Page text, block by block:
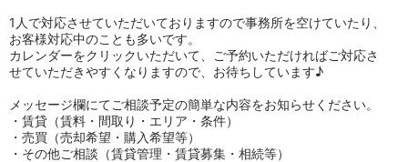
1人で対応させていただいておりますので事務所を空けていたり、
お客様対応中のことも多いです。
カレンダーをクリックいただいて、ご予約いただければご対応さ
せていただきやすくなりますので、お待ちしています♪
メッセージ欄にてご相談予定の簡単な内容をお知らせください。
・賃貸（賃料・間取り・エリア・条件）
・売買（売却希望・購入希望等）
・その他ご相談（賃貸管理・賃貸募集・相続等）